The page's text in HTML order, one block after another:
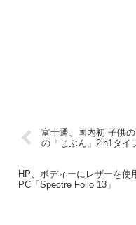
富士通、国内初 子供
の「じぶん」2in1タイ
HP、ボディーにレザーを使
PC「Spectre Folio 13」